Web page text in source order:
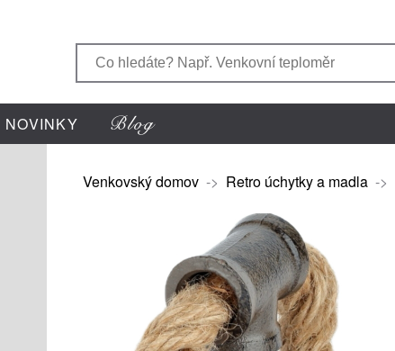
NOVINKY
Venkovský domov -> Retro úchytky a madla ->